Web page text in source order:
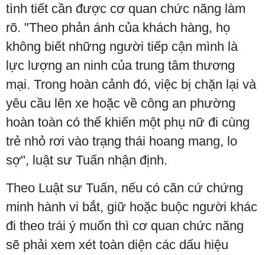
tình tiết cần được cơ quan chức năng làm
rõ. "Theo phản ánh của khách hàng, họ
không biết những người tiếp cận mình là
lực lượng an ninh của trung tâm thương
mại. Trong hoàn cảnh đó, việc bị chặn lại và
yêu cầu lên xe hoặc về công an phường
hoàn toàn có thể khiến một phụ nữ đi cùng
trẻ nhỏ rơi vào trạng thái hoang mang, lo
sợ", luật sư Tuấn nhận định.
Theo Luật sư Tuấn, nếu có căn cứ chứng
minh hành vi bắt, giữ hoặc buộc người khác
đi theo trái ý muốn thì cơ quan chức năng
sẽ phải xem xét toàn diện các dấu hiệu